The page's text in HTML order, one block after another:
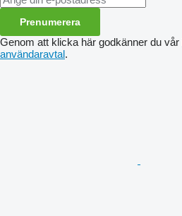
Prenumerera
Genom att klicka här godkänner du vår
användaravtal.